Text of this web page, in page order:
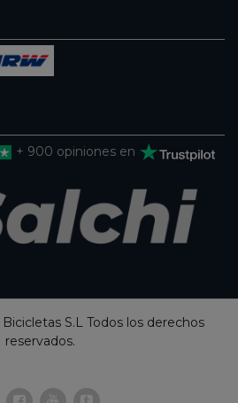
+ 900 opiniones en
S.L Todos los derechos
reservados.